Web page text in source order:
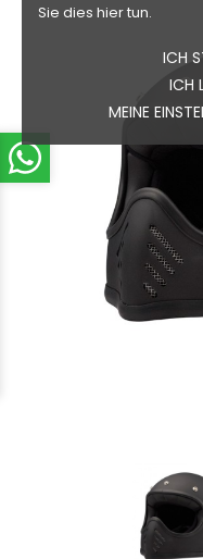
Sie dies hier tun.
ICH
ICH
MEINE